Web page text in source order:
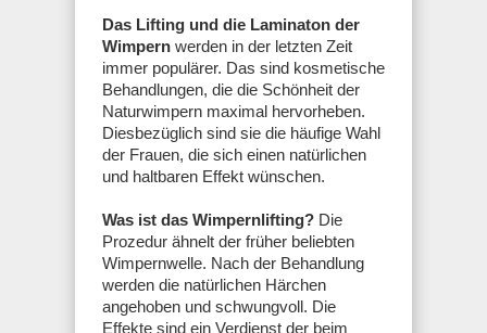
Das Lifting und die Laminaton der
Wimpern werden in der letzten Zeit
immer populärer. Das sind kosmetische
Behandlungen, die die Schönheit der
Naturwimpern maximal hervorheben.
Diesbezüglich sind sie die häufige Wahl
der Frauen, die sich einen natürlichen
und haltbaren Effekt wünschen.
Was ist das Wimpernlifting? Die
Prozedur ähnelt der früher beliebten
Wimpernwelle. Nach der Behandlung
werden die natürlichen Härchen
angehoben und schwungvoll. Die
Effekte sind ein Verdienst der beim